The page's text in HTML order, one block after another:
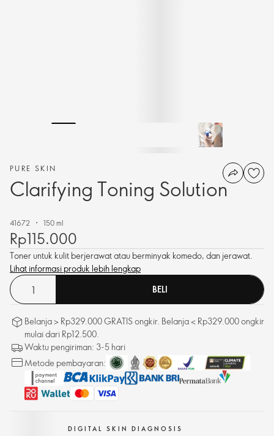
PURE SKIN
Clarifying Toning Solution
41672 150 ml
Rp115.000
Toner untuk kulit berjerawat atau berminyak komedo, dan jerawat.
Lihat informasi produk lebih lengkap
BELI
Belanja > Rp329.000 GRATIS ongkir. Belanja < Rp329.000 ongkir
mulai dari Rp12.500.
Waktu pengiriman: 3-5 hari
Metode pembayaran:
DIGITAL SKIN DIAGNOSIS